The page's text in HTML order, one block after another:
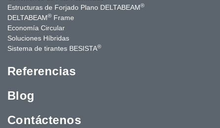
Estructuras de Forjado Plano DELTABEAM®
DELTABEAM® Frame
Economía Circular
Soluciones Híbridas
Sistema de tirantes BESISTA®
Referencias
Blog
Contáctenos